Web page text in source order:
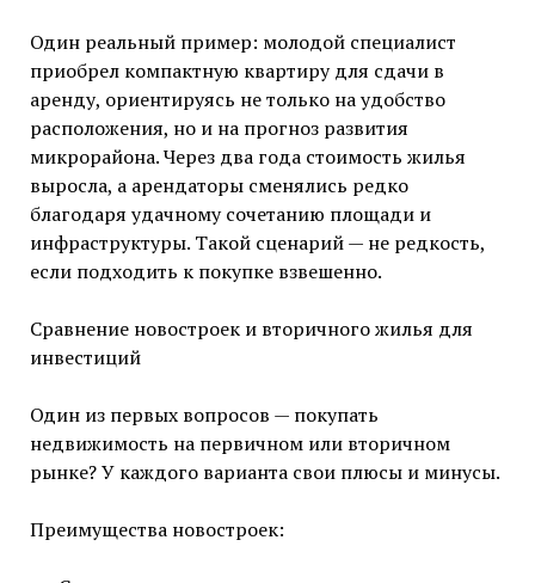
Один реальный пример: молодой специалист
приобрел компактную квартиру для сдачи в
аренду, ориентируясь не только на удобство
расположения, но и на прогноз развития
микрорайона. Через два года стоимость жилья
выросла, а арендаторы сменялись редко
благодаря удачному сочетанию площади и
инфраструктуры. Такой сценарий — не редкость,
если подходить к покупке взвешенно.
Сравнение новостроек и вторичного жилья для
инвестиций
Один из первых вопросов — покупать
недвижимость на первичном или вторичном
рынке? У каждого варианта свои плюсы и минусы.
Преимущества новостроек: